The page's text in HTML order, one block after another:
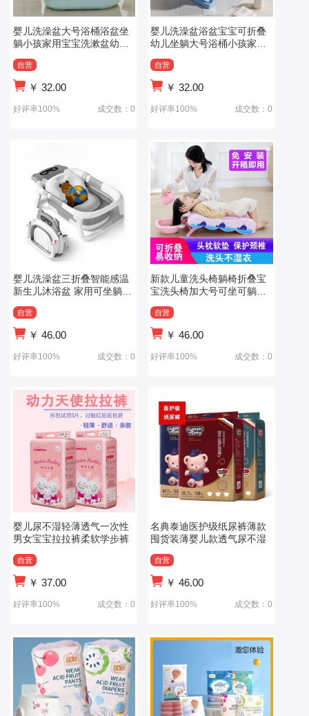
婴儿洗澡盆大号浴桶浴盆坐
躺小孩家用宝宝洗漱盆幼儿
自营
￥ 32.00
好评率100% 成交数：0
婴儿洗澡盆浴盆宝宝可折叠
幼儿坐躺大号浴桶小孩家用
自营
￥32.00
好评率100% 成交数：0
婴儿洗澡盆三折叠智能感温
新生儿沐浴盆 家用可坐躺宝
自营
￥ 46.00
好评率100% 成交数：0
新款儿童洗头椅躺椅折叠宝
宝洗头椅加大号可坐可躺折
自营
￥46.00
好评率100% 成交数：0
婴儿尿不湿轻薄透气一次性
男女宝宝拉拉裤柔软学步裤
自营
￥ 37.00
好评率100% 成交数：0
名典泰迪医护级纸尿裤薄款
囤货装薄婴儿款透气尿不湿
自营
￥46.00
好评率100% 成交数：0